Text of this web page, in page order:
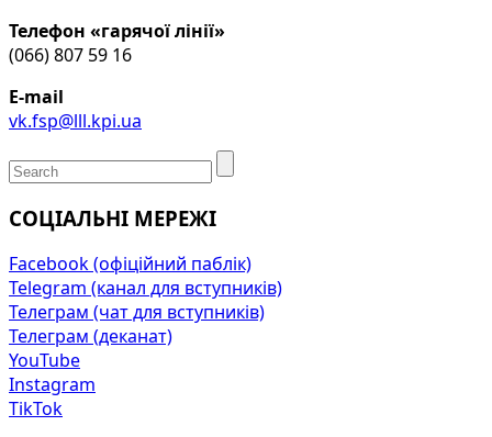
Телефон «гарячої лінії»
(066) 807 59 16
E-mail
vk.fsp@lll.kpi.ua
СОЦІАЛЬНІ МЕРЕЖІ
Facebook (офіційний паблік)
Telegram (канал для вступників)
Телеграм (чат для вступників)
Телеграм (деканат)
YouTube
Instagram
TikTok